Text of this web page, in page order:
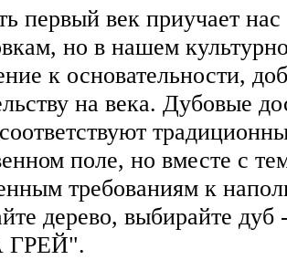
первый век приучает
но в нашем
к основательности,
на века. Дубовые
поле, но вместе с
требованиям к
дерево, выбирайте дуб
ГРЕЙ".